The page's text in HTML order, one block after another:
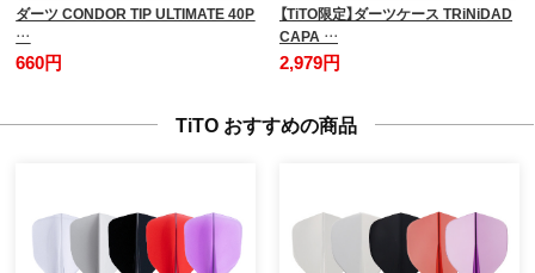
ダーツ CONDOR TIP ULTIMATE 40P
…
660円
【TiTO限定】ダーツケース TRiNiDAD
CAPA …
2,979円
TiTO おすすめの商品